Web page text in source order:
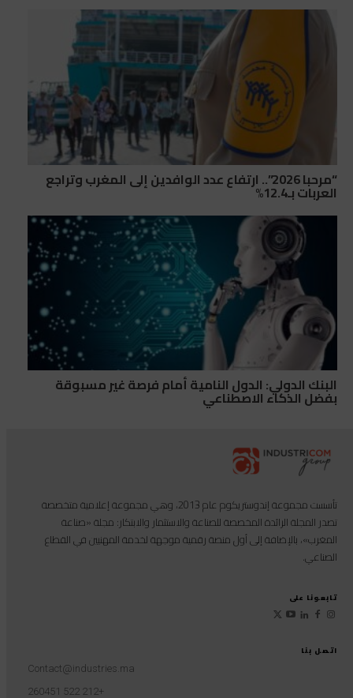
“مرحبا 2026”.. ارتفاع عدد الوافدين إلى المغرب وتراجع
العربات بـ12.4%
البنك الدولي: الدول النامية أمام فرصة غير مسبوقة
بفضل الذكاء الاصطناعي
اتصل بنا
Contact@industries.ma
+212 522 260451
تأسست مجموعة إندوستريكوم عام 2013، وهي مجموعة إعلامية متخصصة
تصدر المجلة الرائدة المخصصة للصناعة والاستثمار والابتكار: مجلة «صناعة
المغرب»، بالإضافة إلى أول منصة رقمية موجهة لخدمة المهنيين في القطاع
الصناعي.
تابعونا على